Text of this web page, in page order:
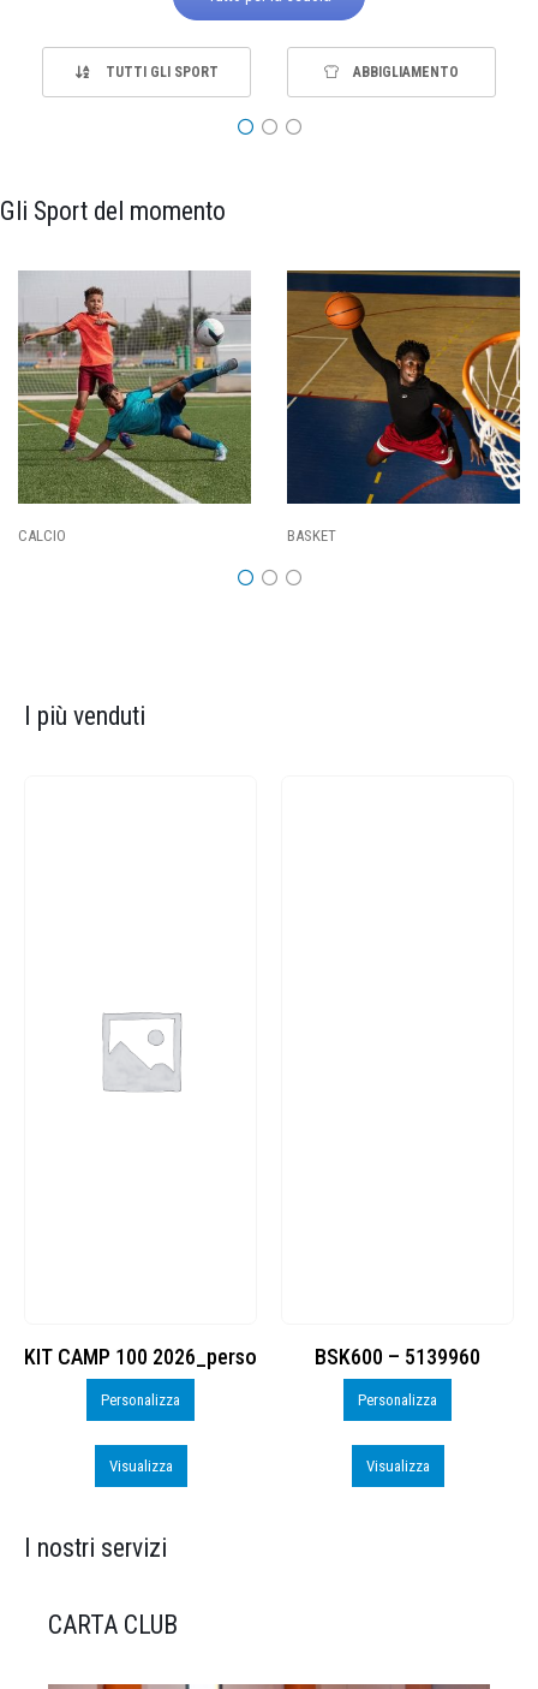
TUTTI GLI SPORT ABBIGLIAMENTO
Gli Sport del momento
PALLAVOLO RUGBY
I più venduti
KIT CAMP 100 2026_perso
Personalizza
Visualizza
BSK600 – 5139960
Personalizza
Visualizza
I nostri servizi
CARTA CLUB